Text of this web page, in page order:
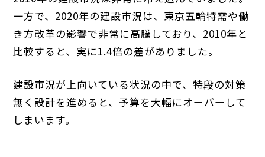
一方で、2020年の建設市況は、東京五輪特需や働
き方改革の影響で非常に高騰しており、2010年と
比較すると、実に1.4倍の差がありました。
建設市況が上向いている状況の中で、特段の対策
無く設計を進めると、予算を大幅にオーバーして
しまいます。